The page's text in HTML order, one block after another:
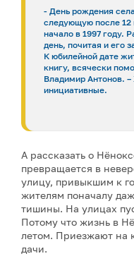
- День рождения
следующую после 12
начало в 1997 году.
день, почитая и его
К юбилейной дате
книгу, всячески
Владимир Антонов.
инициативные.
А рассказать о
превращается в
улицу, привыкшим к
жителям поначалу
тишины. На улицах
Потому что жизнь в
летом. Приезжают на
дачи.